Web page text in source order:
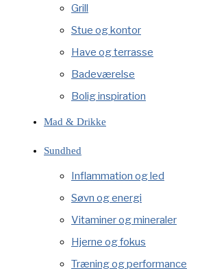
Grill
Stue og kontor
Have og terrasse
Badeværelse
Bolig inspiration
Mad & Drikke
Sundhed
Inflammation og led
Søvn og energi
Vitaminer og mineraler
Hjerne og fokus
Træning og performance